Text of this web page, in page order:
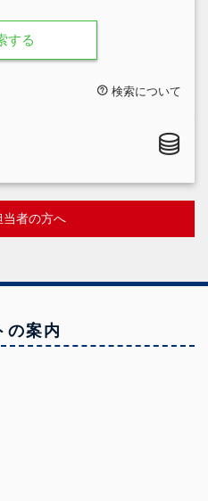
する
検索について
者の方へ
の案内